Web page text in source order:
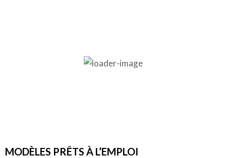
MODÈLES PRÊTS À L’EMPLOI